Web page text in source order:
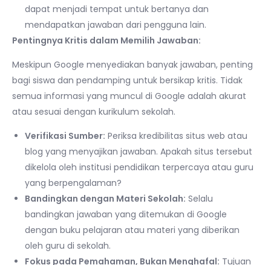
dapat menjadi tempat untuk bertanya dan
mendapatkan jawaban dari pengguna lain.
Pentingnya Kritis dalam Memilih Jawaban:
Meskipun Google menyediakan banyak jawaban, penting
bagi siswa dan pendamping untuk bersikap kritis. Tidak
semua informasi yang muncul di Google adalah akurat
atau sesuai dengan kurikulum sekolah.
Verifikasi Sumber: Periksa kredibilitas situs web atau
blog yang menyajikan jawaban. Apakah situs tersebut
dikelola oleh institusi pendidikan terpercaya atau guru
yang berpengalaman?
Bandingkan dengan Materi Sekolah: Selalu
bandingkan jawaban yang ditemukan di Google
dengan buku pelajaran atau materi yang diberikan
oleh guru di sekolah.
Fokus pada Pemahaman, Bukan Menghafal: Tujuan